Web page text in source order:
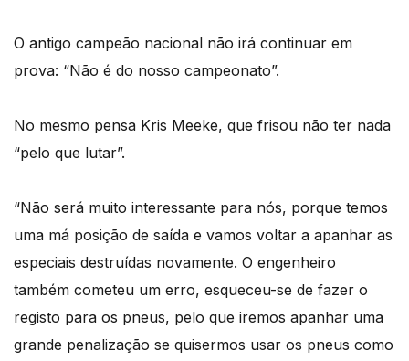
O antigo campeão nacional não irá continuar em
prova: “Não é do nosso campeonato”.
No mesmo pensa Kris Meeke, que frisou não ter nada
“pelo que lutar”.
“Não será muito interessante para nós, porque temos
uma má posição de saída e vamos voltar a apanhar as
especiais destruídas novamente. O engenheiro
também cometeu um erro, esqueceu-se de fazer o
registo para os pneus, pelo que iremos apanhar uma
grande penalização se quisermos usar os pneus como